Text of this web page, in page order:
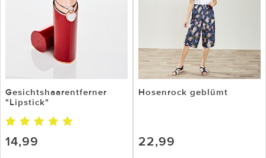
Gesichtshaarentferner
"Lipstick"
14,99
Hosenrock geblümt
22,99